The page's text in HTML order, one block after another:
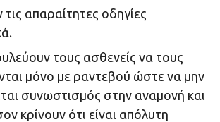
απαραίτητες οδηγίες
τους ασθενείς να τους
μόνο με ραντεβού ώστε να μην
συνωστισμός στην αναμονή και
κρίνουν ότι είναι απόλυτη